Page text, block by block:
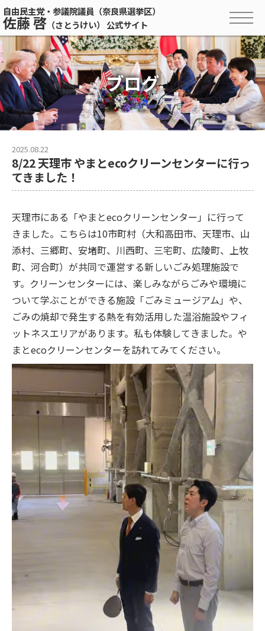
自由民主党・参議院議員（奈良県選挙区）
佐藤 啓 （さとうけい） 公式サイト
ブログ
2025.08.22
8/22 天理市 やまとecoクリーンセンターに行っ
てきました！
天理市にある「やまとecoクリーンセンター」に行って
きました。こちらは10市町村（大和高田市、天理市、山
添村、三郷町、安堵町、川西町、三宅町、広陵町、上牧
町、河合町）が共同で運営する新しいごみ処理施設で
す。クリーンセンターには、楽しみながらごみや環境に
ついて学ぶことができる施設「ごみミュージアム」や、
ごみの焼却で発生する熱を有効活用した温浴施設やフィ
ットネスエリアがあります。私も体験してきました。や
まとecoクリーンセンターを訪れてみてください。